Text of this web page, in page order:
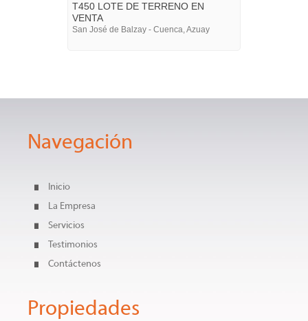
T450 LOTE DE TERRENO EN
VENTA
San José de Balzay - Cuenca, Azuay
Navegación
Inicio
La Empresa
Servicios
Testimonios
Contáctenos
Propiedades